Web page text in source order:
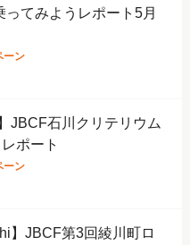
ってみようレポート5月
ーン
JBCF石川クリテリウム
ポート
ーン
】JBCF第3回綾川町ロ